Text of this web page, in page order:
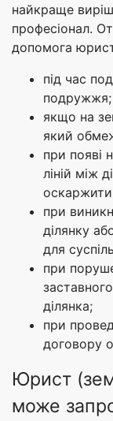
найкраще
професіонал.
допомога
під час
подружжя;
якщо на
який
при появі
ліній між
оскаржити
при
ділянку
для
при
ділянка;
при
договору
Юрист
може